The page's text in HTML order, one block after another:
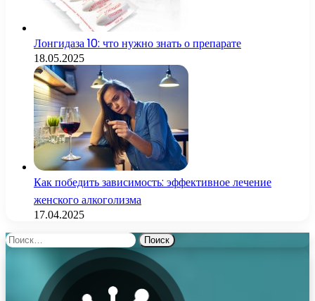
Лонгидаза 10: что нужно знать о препарате
18.05.2025
Как победить зависимость: эффективное лечение
женского алкоголизма
17.04.2025
Найти: